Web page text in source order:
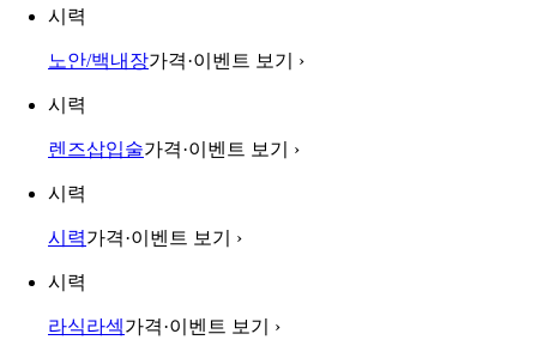
시력
노안/백내장가격·이벤트 보기 ›
시력
렌즈삽입술가격·이벤트 보기 ›
시력
시력가격·이벤트 보기 ›
시력
라식라섹가격·이벤트 보기 ›